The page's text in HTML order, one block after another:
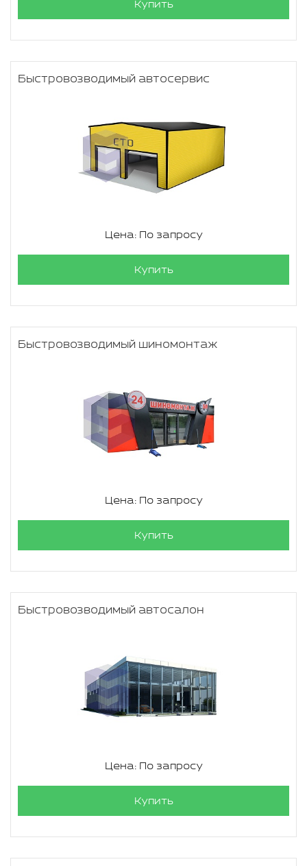
Купить
Быстровозводимый автосервис
Цена: По запросу
Купить
Быстровозводимый шиномонтаж
Цена: По запросу
Купить
Быстровозводимый автосалон
Цена: По запросу
Купить